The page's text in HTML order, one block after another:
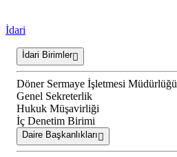
İdari
İdari Birimler
Döner Sermaye İşletmesi Müdürlüğü
Genel Sekreterlik
Hukuk Müşavirliği
İç Denetim Birimi
Daire Başkanlıkları